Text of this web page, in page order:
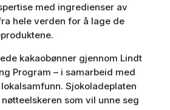
med ingredienser av
hele verden for å lage de
kakaobønner gjennom Lindt
Program – i samarbeid med
Sjokoladeplaten
som vil unne seg